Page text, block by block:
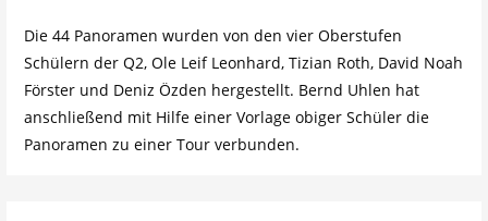
Die 44 Panoramen wurden von den vier Oberstufen
Schülern der Q2, Ole Leif Leonhard, Tizian Roth, David Noah
Förster und Deniz Özden hergestellt. Bernd Uhlen hat
anschließend mit Hilfe einer Vorlage obiger Schüler die
Panoramen zu einer Tour verbunden.